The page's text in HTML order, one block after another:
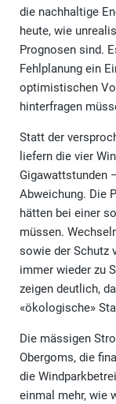
die nachhaltige
heute, wie
Prognosen sind.
Fehlplanung ein
optimistischen
hinterfragen
Statt der
liefern die vier
Gigawattstunden
Abweichung. Die
hätten bei einer
müssen.
sowie der Schutz
immer wieder zu
zeigen deutlich,
«ökologische»
Die mässigen
Obergoms, die
die
einmal mehr, wie